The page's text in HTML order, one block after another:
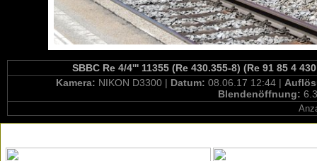
SBBC Re 4/4''' 11355 (Re 430.355-8) (Re 91 85 4
Kamera: NIKON D3300 | Datum: 08.06.17 12:44 |
Blendenöffnung: